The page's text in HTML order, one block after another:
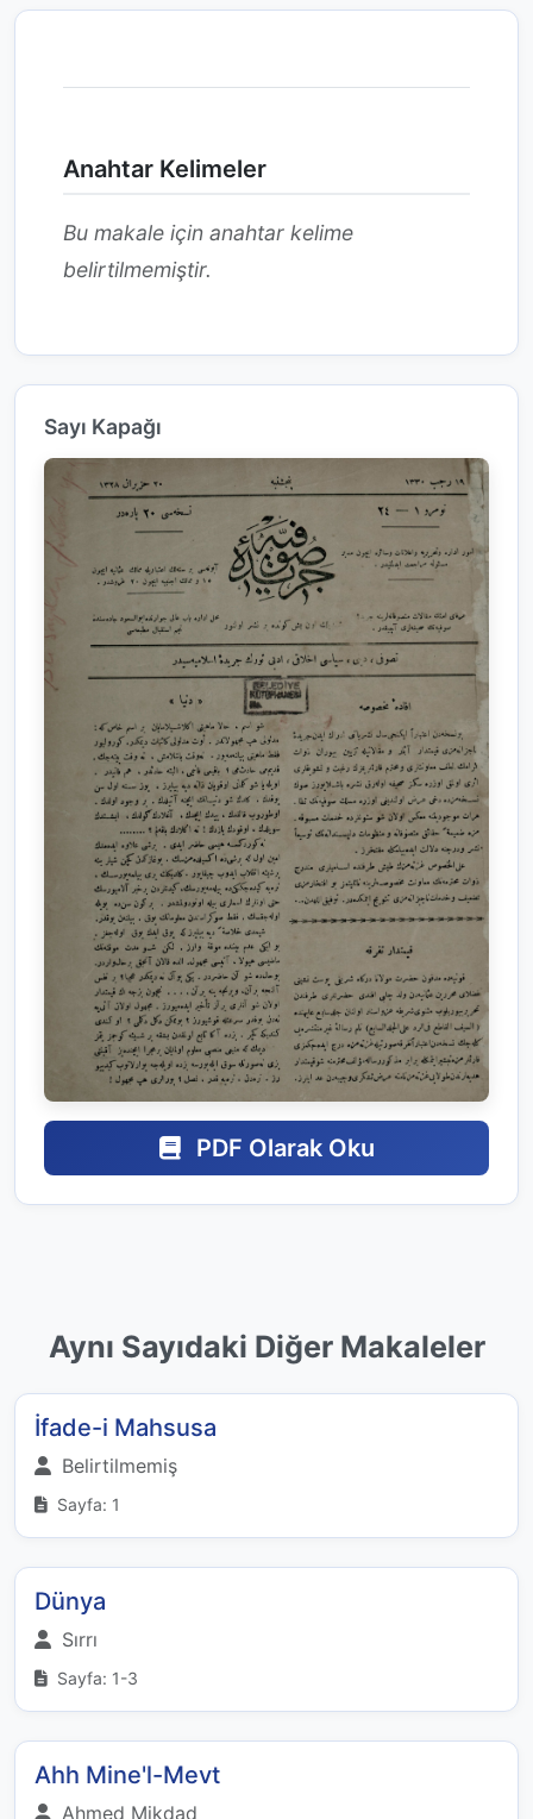
Anahtar Kelimeler
Bu makale için anahtar kelime
belirtilmemiştir.
Sayı Kapağı
PDF Olarak Oku
Aynı Sayıdaki Diğer Makaleler
İfade-i Mahsusa
Belirtilmemiş
Sayfa: 1
Dünya
Sırrı
Sayfa: 1-3
Ahh Mine'l-Mevt
Ahmed Mikdad